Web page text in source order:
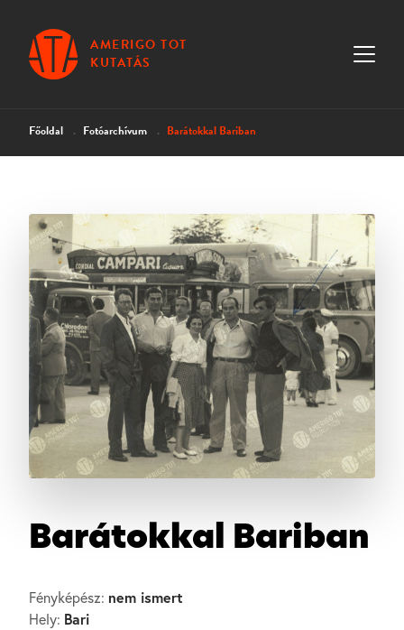
AMERIGO TOT
KUTATÁS
Főoldal Fotóarchívum Barátokkal Bariban
Barátokkal Bariban
Fényképész: nem ismert
Hely: Bari